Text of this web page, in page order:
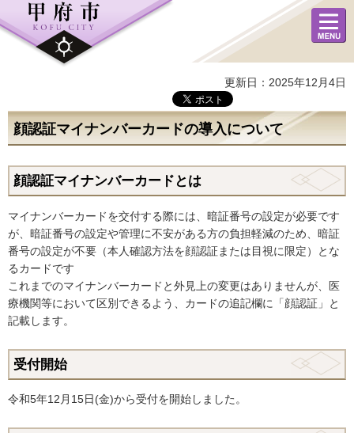
メニュ
ー
更新日：2025年12月4日
顔認証マイナンバーカードの導入について
顔認証マイナンバーカードとは
マイナンバーカードを交付する際には、暗証番号の設定が必要です
が、暗証番号の設定や管理に不安がある方の負担軽減のため、暗証
番号の設定が不要（本人確認方法を顔認証または目視に限定）とな
るカードです
これまでのマイナンバーカードと外見上の変更はありませんが、医
療機関等において区別できるよう、カードの追記欄に「顔認証」と
記載します。
受付開始
令和5年12月15日(金)から受付を開始しました。